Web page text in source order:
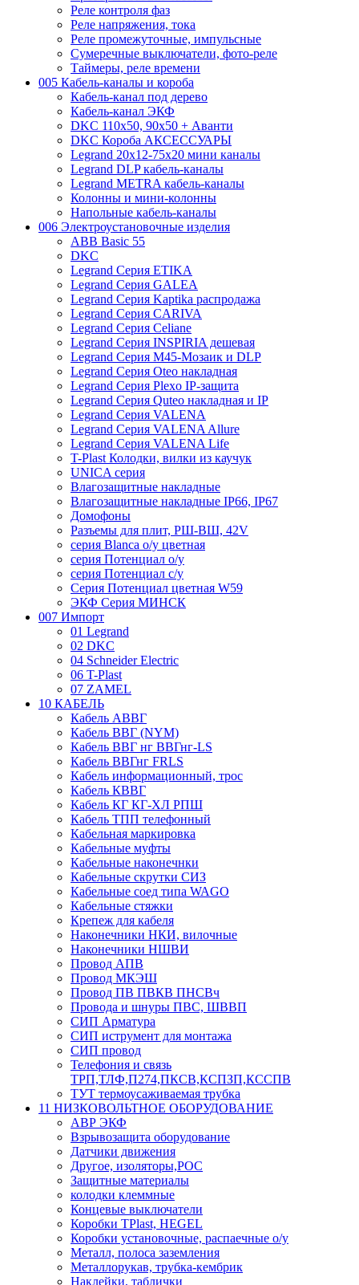
Реле контроля фаз
Реле напряжения, тока
Реле промежуточные, импульсные
Сумеречные выключатели, фото-реле
Таймеры, реле времени
005 Кабель-каналы и короба
Кабель-канал под дерево
Кабель-канал ЭКФ
DKC 110х50, 90х50 + Аванти
DKC Короба АКСЕССУАРЫ
Legrand 20х12-75х20 мини каналы
Legrand DLP кабель-каналы
Legrand METRA кабель-каналы
Колонны и мини-колонны
Напольные кабель-каналы
006 Электроустановочные изделия
ABB Basic 55
DKC
Legrand Серия ETIKA
Legrand Серия GALEA
Legrand Серия Kaptika распродажа
Legrand Серия CARIVA
Legrand Серия Celiane
Legrand Серия INSPIRIA дешевая
Legrand Серия M45-Мозаик и DLP
Legrand Серия Oteo накладная
Legrand Серия Plexo IP-защита
Legrand Серия Quteo накладная и IP
Legrand Серия VALENA
Legrand Серия VALENA Allure
Legrand Серия VALENA Life
T-Plast Колодки, вилки из каучук
UNICA серия
Влагозащитные накладные
Влагозащитные накладные IP66, IP67
Домофоны
Разъемы для плит, РШ-ВШ, 42V
серия Blanca о/у цветная
серия Потенциал о/у
серия Потенциал с/у
Серия Потенциал цветная W59
ЭКФ Серия МИНСК
007 Импорт
01 Legrand
02 DKC
04 Schneider Electric
06 T-Plast
07 ZAMEL
10 КАБЕЛЬ
Кабель АВВГ
Кабель ВВГ (NYM)
Кабель ВВГ нг ВВГнг-LS
Кабель ВВГнг FRLS
Кабель информационный, трос
Кабель КВВГ
Кабель КГ КГ-ХЛ РПШ
Кабель ТПП телефонный
Кабельная маркировка
Кабельные муфты
Кабельные наконечнки
Кабельные скрутки СИЗ
Кабельные соед типа WAGO
Кабельные стяжки
Крепеж для кабеля
Наконечники НКИ, вилочные
Наконечники НШВИ
Провод АПВ
Провод МКЭШ
Провод ПВ ПВКВ ПНСВч
Провода и шнуры ПВС, ШВВП
СИП Арматура
СИП иструмент для монтажа
СИП провод
Телефония и связь
ТРП,ТЛФ,П274,ПКСВ,КСПЗП,КССПВ
ТУТ термоусаживаемая трубка
11 НИЗКОВОЛЬТНОЕ ОБОРУДОВАНИЕ
АВР ЭКФ
Взрывозащита оборудование
Датчики движения
Другое, изоляторы,РОС
Защитные материалы
колодки клеммные
Концевые выключатели
Коробки TPlast, HEGEL
Коробки установочные, распаечные о/у
Металл, полоса заземления
Металлорукав, трубка-кембрик
Наклейки, таблички